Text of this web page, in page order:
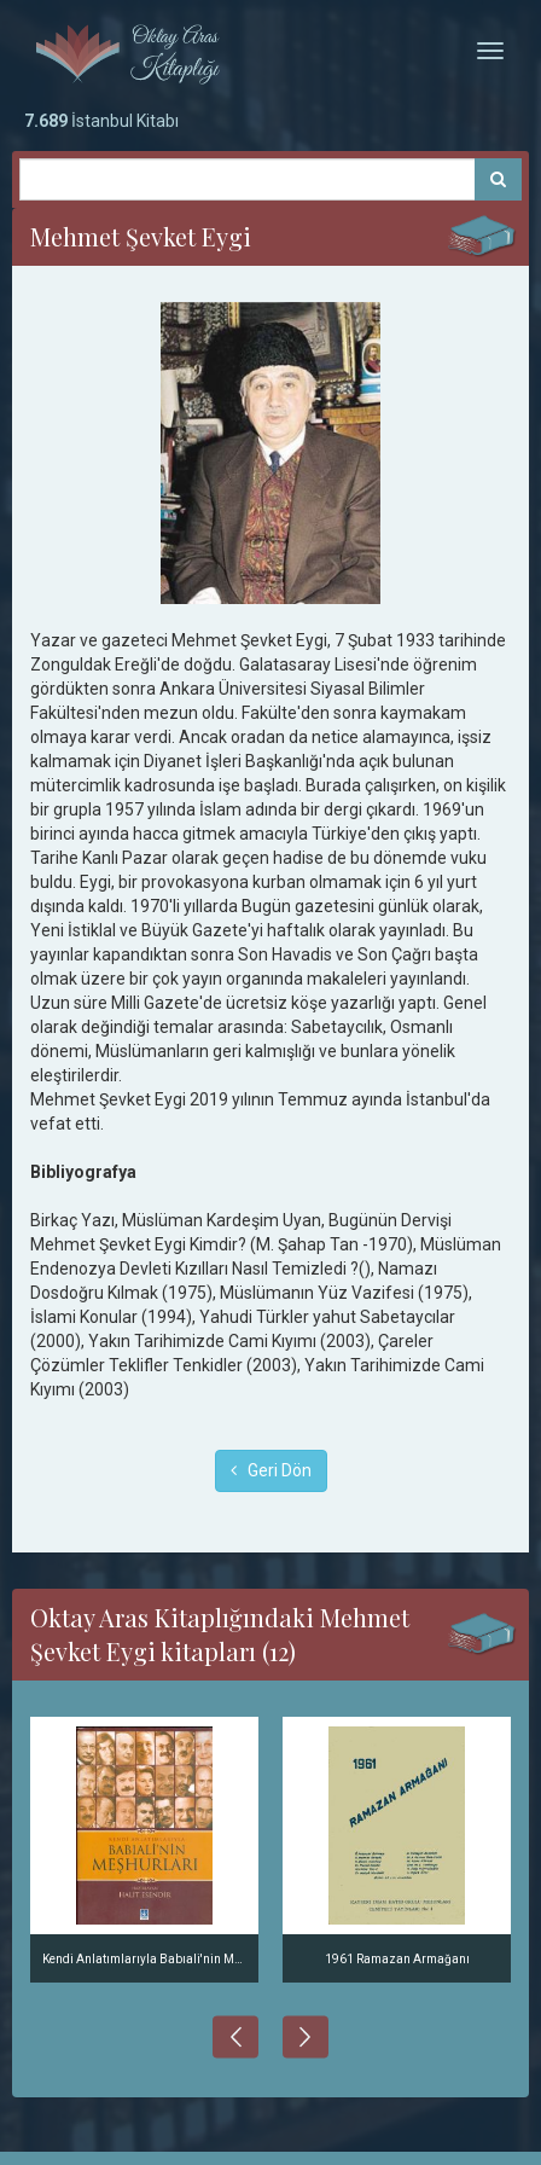
Toggle
7.689 İstanbul Kitabı
Mehmet Şevket Eygi
Yazar ve gazeteci Mehmet Şevket Eygi, 7 Şubat 1933 tarihinde
Zonguldak Ereğli'de doğdu. Galatasaray Lisesi'nde öğrenim
gördükten sonra Ankara Üniversitesi Siyasal Bilimler
Fakültesi'nden mezun oldu. Fakülte'den sonra kaymakam
olmaya karar verdi. Ancak oradan da netice alamayınca, işsiz
kalmamak için Diyanet İşleri Başkanlığı'nda açık bulunan
mütercimlik kadrosunda işe başladı. Burada çalışırken, on kişilik
bir grupla 1957 yılında İslam adında bir dergi çıkardı. 1969'un
birinci ayında hacca gitmek amacıyla Türkiye'den çıkış yaptı.
Tarihe Kanlı Pazar olarak geçen hadise de bu dönemde vuku
buldu. Eygi, bir provokasyona kurban olmamak için 6 yıl yurt
dışında kaldı. 1970'li yıllarda Bugün gazetesini günlük olarak,
Yeni İstiklal ve Büyük Gazete'yi haftalık olarak yayınladı. Bu
yayınlar kapandıktan sonra Son Havadis ve Son Çağrı başta
olmak üzere bir çok yayın organında makaleleri yayınlandı.
Uzun süre Milli Gazete'de ücretsiz köşe yazarlığı yaptı. Genel
olarak değindiği temalar arasında: Sabetaycılık, Osmanlı
dönemi, Müslümanların geri kalmışlığı ve bunlara yönelik
eleştirilerdir.
Mehmet Şevket Eygi 2019 yılının Temmuz ayında İstanbul'da
vefat etti.
Bibliyografya
Birkaç Yazı, Müslüman Kardeşim Uyan, Bugünün Dervişi
Mehmet Şevket Eygi Kimdir? (M. Şahap Tan -1970), Müslüman
Endenozya Devleti Kızılları Nasıl Temizledi ?(), Namazı
Dosdoğru Kılmak (1975), Müslümanın Yüz Vazifesi (1975),
İslami Konular (1994), Yahudi Türkler yahut Sabetaycılar
(2000), Yakın Tarihimizde Cami Kıyımı (2003), Çareler
Çözümler Teklifler Tenkidler (2003), Yakın Tarihimizde Cami
Kıyımı (2003)
Geri Dön
Oktay Aras Kitaplığındaki Mehmet
Şevket Eygi kitapları (12)
1961 Ramazan Armağanı